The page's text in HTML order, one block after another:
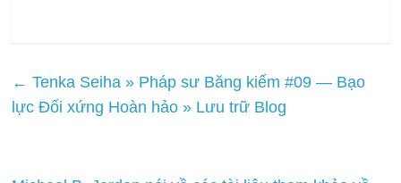
← Tenka Seiha » Pháp sư Băng kiếm #09 — Bạo
lực Đối xứng Hoàn hảo » Lưu trữ Blog